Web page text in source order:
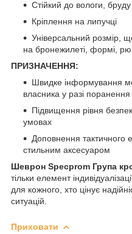
Стійкий до вологи, бруду
Кріплення на липучці
Універсальний розмір,
на бронежилеті, формі,
ПРИЗНАЧЕННЯ:
Швидке інформування
власника у разі поранення
Підвищення рівня
умовах
Доповнення тактичного
стильним аксесуаром
Шеврон Specprom Група
тільки елемент
для кожного, хто цінує
ситуацій.
Приховати